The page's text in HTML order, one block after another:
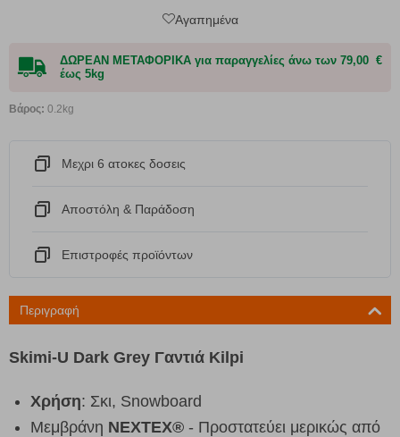
Αγαπημένα
ΔΩΡΕΑΝ ΜΕΤΑΦΟΡΙΚΑ για παραγγελίες άνω των 79,00 €
έως 5kg
Βάρος: 0.2kg
Μεχρι 6 ατοκες δοσεις
Αποστόλη & Παράδοση
Eπιστροφές προϊόντων
Περιγραφή
Skimi-U Dark Grey Γαντιά Kilpi
Χρήση: Σκι, Snowboard
Μεμβράνη NEXTEX® - Προστατεύει μερικώς από